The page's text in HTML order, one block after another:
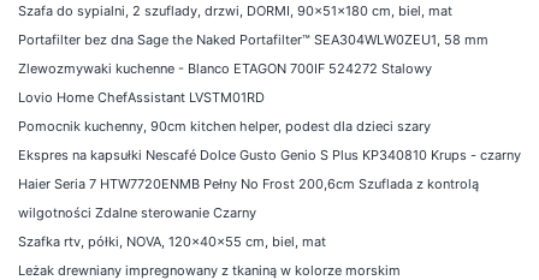
Szafa do sypialni, 2 szuflady, drzwi, DORMI, 90x51x180 cm, biel, mat
Portafilter bez dna Sage the Naked Portafilter™ SEA304WLW0ZEU1, 58 mm
Zlewozmywaki kuchenne - Blanco ETAGON 700IF 524272 Stalowy
Lovio Home ChefAssistant LVSTM01RD
Pomocnik kuchenny, 90cm kitchen helper, podest dla dzieci szary
Ekspres na kapsułki Nescafé Dolce Gusto Genio S Plus KP340810 Krups - czarny
Haier Seria 7 HTW7720ENMB Pełny No Frost 200,6cm Szuflada z kontrolą
wilgotności Zdalne sterowanie Czarny
Szafka rtv, półki, NOVA, 120x40x55 cm, biel, mat
Leżak drewniany impregnowany z tkaniną w kolorze morskim